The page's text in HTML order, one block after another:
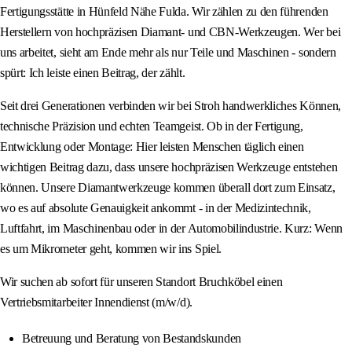
Fertigungsstätte in Hünfeld Nähe Fulda. Wir zählen zu den führenden
Herstellern von hochpräzisen Diamant- und CBN-Werkzeugen. Wer bei
uns arbeitet, sieht am Ende mehr als nur Teile und Maschinen - sondern
spürt: Ich leiste einen Beitrag, der zählt.
Seit drei Generationen verbinden wir bei Stroh handwerkliches Können,
technische Präzision und echten Teamgeist. Ob in der Fertigung,
Entwicklung oder Montage: Hier leisten Menschen täglich einen
wichtigen Beitrag dazu, dass unsere hochpräzisen Werkzeuge entstehen
können. Unsere Diamantwerkzeuge kommen überall dort zum Einsatz,
wo es auf absolute Genauigkeit ankommt - in der Medizintechnik,
Luftfahrt, im Maschinenbau oder in der Automobilindustrie. Kurz: Wenn
es um Mikrometer geht, kommen wir ins Spiel.
Wir suchen ab sofort für unseren Standort Bruchköbel einen
Vertriebsmitarbeiter Innendienst (m/w/d).
Betreuung und Beratung von Bestandskunden